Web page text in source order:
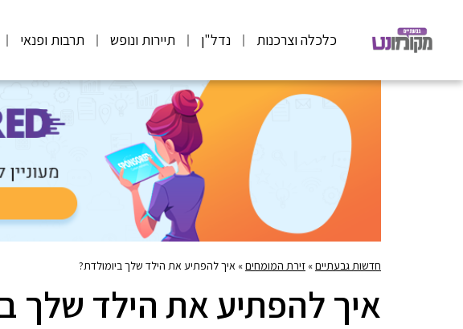
כלכלה וצרכנות נדל"ן תיירות ונופש תרבות ופנאי
חדשות גבעתיים» זירת המומחים» איך להפתיע את הילד שלך ביומולדת?
איך להפתיע את הילד שלך